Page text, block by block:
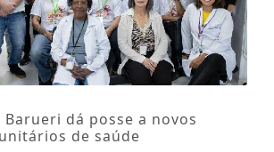
dá posse a novos
de saúde